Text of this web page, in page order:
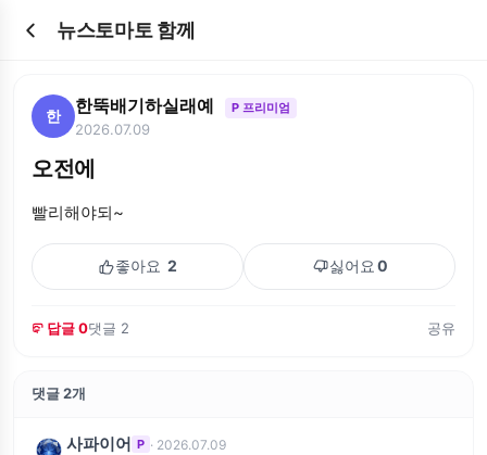
뉴스토마토 함께
한 한뚝배기하실래예 P 프리미엄
2026.07.09
오전에
빨리해야되~
좋아요 2 싫어요 0
답글 0댓글 2 공유
댓글 2개
사파이어 P · 2026.07.09